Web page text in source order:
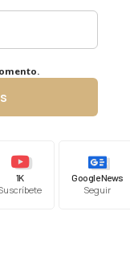
1K Google News
Seguir